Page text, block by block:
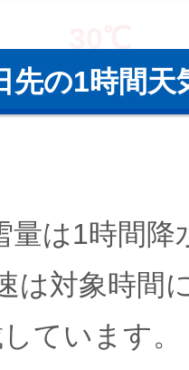
先の1時間天
は1時間降
は対象時間
ています。